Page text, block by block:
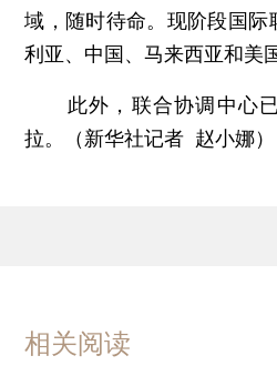
域，随时待命。现阶段国际
利亚、中国、马来西亚和美
此外，联合协调中心已
拉。（新华社记者 赵小娜）
相关阅读